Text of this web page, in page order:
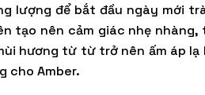
lượng để bắt đầu ngày mới
tạo nên cảm giác nhẹ
hương từ từ trở nên ấm áp
cho Amber.